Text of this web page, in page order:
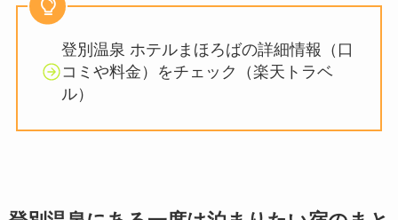
​登別温泉 ホテルまほろばの詳細情報（口
コミや料金）をチェック（楽天トラベ
ル）